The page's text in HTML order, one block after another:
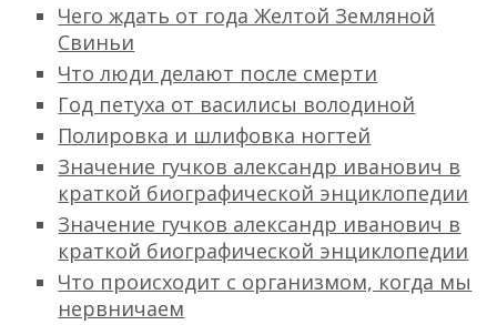
Чего ждать от года Желтой Земляной
Свиньи
Что люди делают после смерти
Год петуха от василисы володиной
Полировка и шлифовка ногтей
Значение гучков александр иванович в
краткой биографической энциклопедии
Значение гучков александр иванович в
краткой биографической энциклопедии
Что происходит с организмом, когда мы
нервничаем